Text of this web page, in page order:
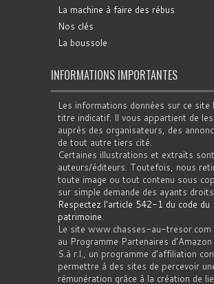
La machine à faire des rébus
Nos clés
La boussole
INFORMATIONS IMPORTANTES
Les informations données sur ce site
titre indicatif. Il vous appartient de
auprès des organisateurs, des
de tout autre tiers cité.
Certaines illustrations et extraits
auteurs/éditeurs. Toutefois, nous
toute image ou tout contenu sous
sur simple demande des ayants
Respectez l'article 542-1 du code du
patrimoine.
Le site www.chasses-au-tresor.com
au Programme Partenaires
S.à r.l., un programme d’affiliation
permettre à des sites de percevoir
rémunération grâce à la création de